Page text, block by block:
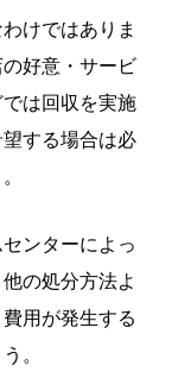
けではありま
好意・サービ
は回収を実施
する場合は必
ンターによっ
の処分方法よ
用が発生する
。